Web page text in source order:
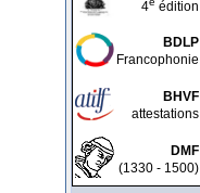
4
édition
BDLP
Francophonie
BHVF
attestations
DMF
(1330 - 1500)